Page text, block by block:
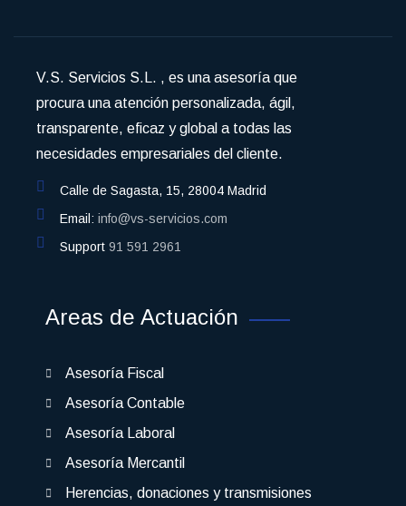
V.S. Servicios S.L. , es una asesoría que
procura una atención personalizada, ágil,
transparente, eficaz y global a todas las
necesidades empresariales del cliente.
Calle de Sagasta, 15, 28004 Madrid
Email: info@vs-servicios.com
Support 91 591 2961
Areas de Actuación
Asesoría Fiscal
Asesoría Contable
Asesoría Laboral
Asesoría Mercantil
Herencias, donaciones y transmisiones